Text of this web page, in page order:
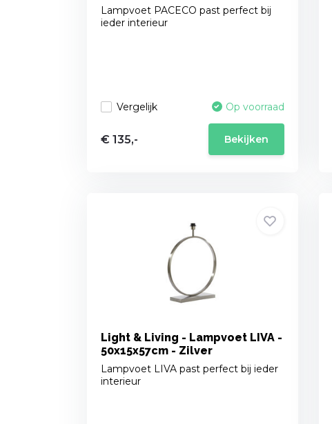
Lampvoet PACECO past perfect bij
ieder interieur
Vergelijk Op voorraad
€ 135,- Bekijken
Light & Living - Lampvoet LIVA -
50x15x57cm - Zilver
Lampvoet LIVA past perfect bij ieder
interieur